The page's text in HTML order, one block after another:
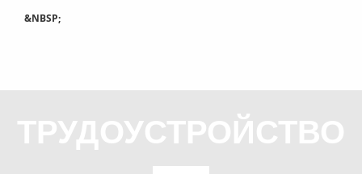
&NBSP;
ТРУДОУСТРОЙСТВО